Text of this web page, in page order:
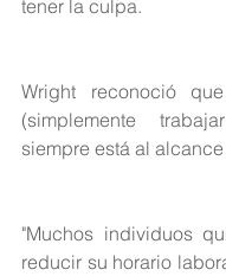
tener la culpa.
Wright reconoció
(simplemente
siempre está al
"Muchos individuos
reducir su horario